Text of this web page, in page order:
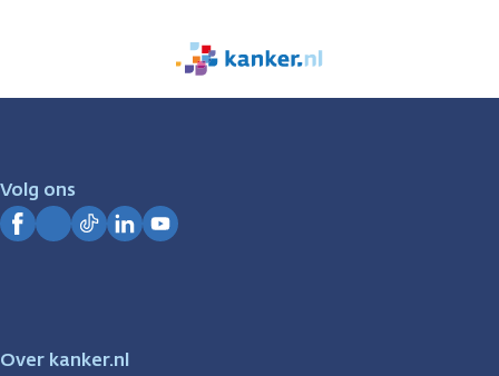
We
zijn
Volg ons
Over kanker.nl